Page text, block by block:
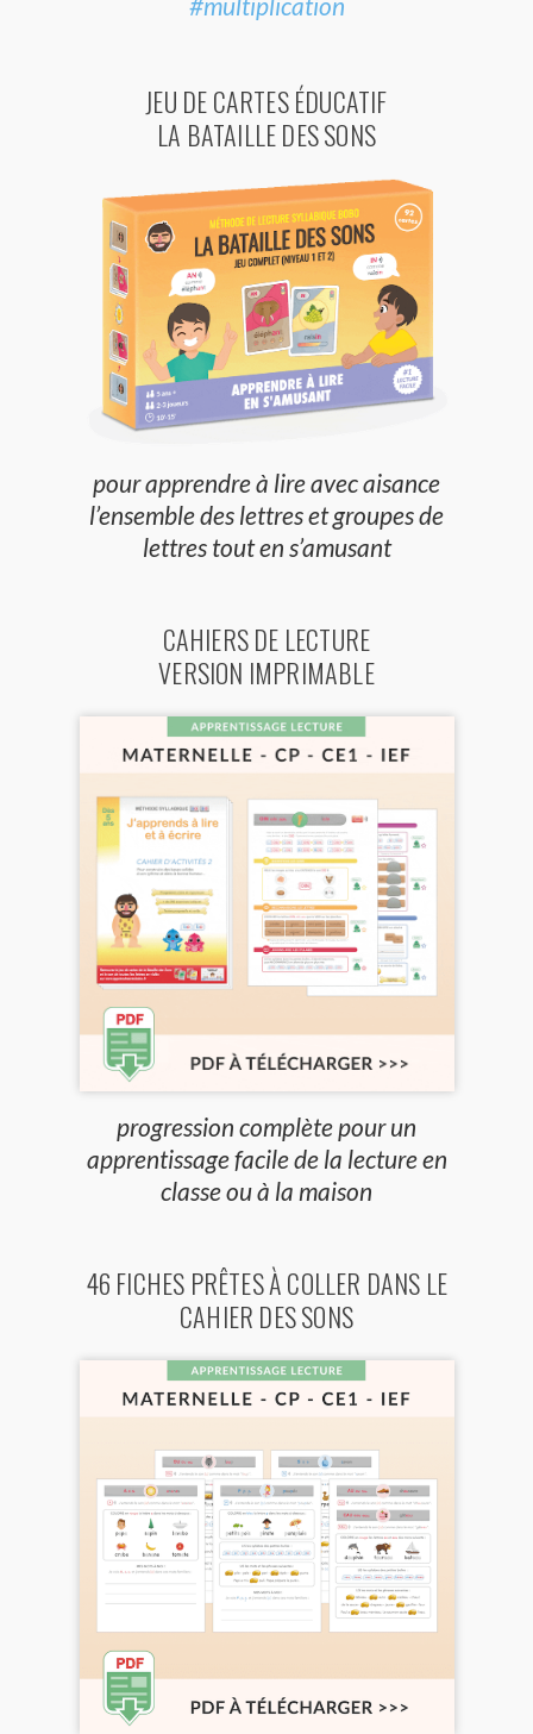
JEU DE CARTES ÉDUCATIF
LA BATAILLE DES SONS
pour apprendre à lire avec aisance
l’ensemble des lettres et groupes de
lettres tout en s’amusant
CAHIERS DE LECTURE
VERSION IMPRIMABLE
progression complète pour un
apprentissage facile de la lecture en
classe ou à la maison
46 FICHES PRÊTES À COLLER DANS LE
CAHIER DES SONS